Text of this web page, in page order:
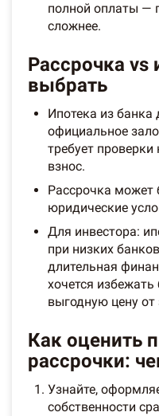
полной оплаты —
сложнее.
Рассрочка vs
выбрать
Ипотека из
официальное
требует
взнос.
Рассрочка может
юридические
Для инвестора:
при низких
длительная
хочется
выгодную цену
Как оценить
рассрочки:
Узнайте,
собственности